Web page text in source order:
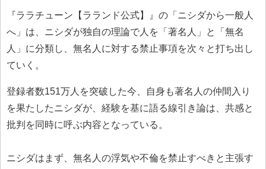
『ララチューン【ラランド公式】』の「ニシダから一般人
へ」は、ニシダが独自の理論で人を「著名人」と「無名
人」に分類し、無名人に対する禁止事項を次々と打ち出し
ていく。
登録者数151万人を突破した今、自身も著名人の仲間入り
を果たしたニシダが、経験を基に語る線引き論は、共感と
批判を同時に呼ぶ内容となっている。
ニシダはまず、無名人の浮気や不倫を禁止すべきと主張す